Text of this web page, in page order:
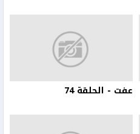
عفت - الحلقة 74